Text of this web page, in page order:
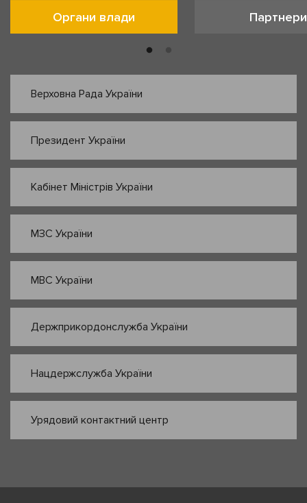
Органи влади Партнери
Верховна Рада України
Президент України
Кабінет Міністрів України
МЗС України
МВС України
Держприкордонслужба України
Нацдержслужба України
Урядовий контактний центр